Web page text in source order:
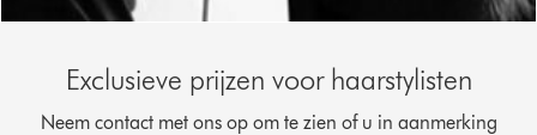
Exclusieve prijzen voor haarstylisten
Neem contact met ons op om te zien of u in aanmerking